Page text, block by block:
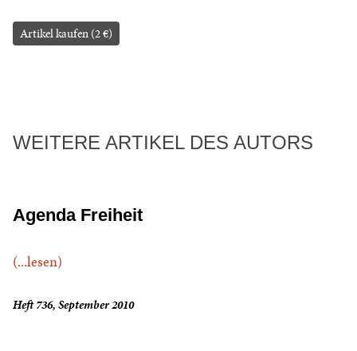
Artikel kaufen (2 €)
WEITERE ARTIKEL DES AUTORS
Agenda Freiheit
(...lesen)
Heft 736, September 2010